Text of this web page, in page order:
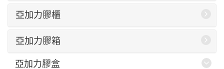
亞加力膠櫃
亞加力膠箱
亞加力膠盒